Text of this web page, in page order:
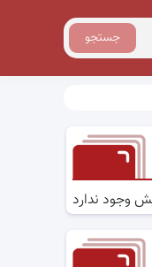
جستجو
وجود ندارد